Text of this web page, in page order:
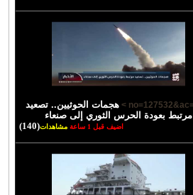
هجمات الحوثيين.. تصعيد
مرتبط بعودة الحرس الثوري إلى صنعاء
اضيف قبل 1 ساعة مشاهدات(140)